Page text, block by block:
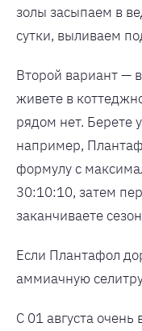
золы засыпаем в
сутки, выливаем
Второй вариант —
живете в
рядом нет. Берете
например,
формулу с
30:10:10, затем
заканчиваете
Если Плантафол
аммиачную
С 01 августа